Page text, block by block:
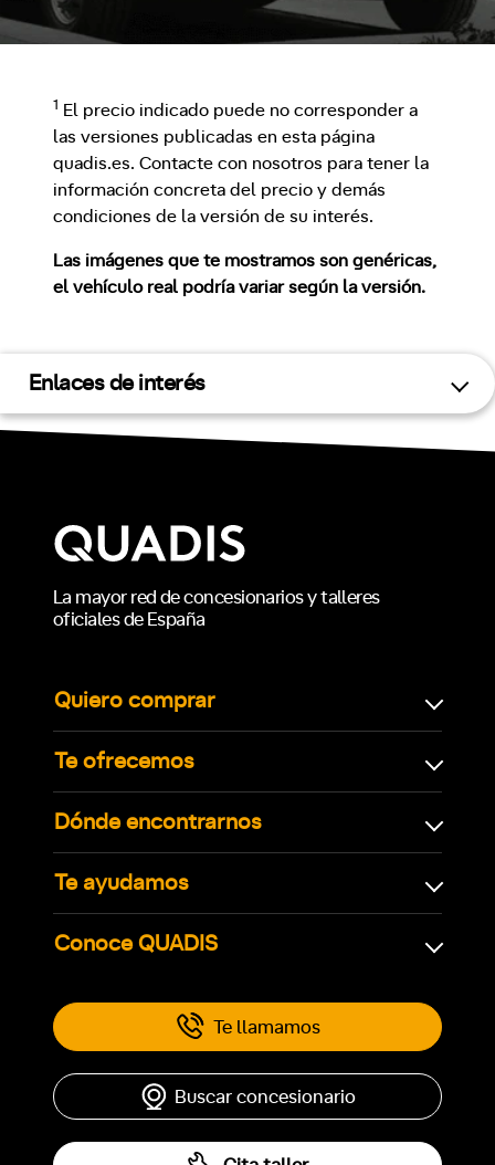
1
El precio indicado puede no corresponder a
las versiones publicadas en esta página
quadis.es. Contacte con nosotros para tener la
información concreta del precio y demás
condiciones de la versión de su interés.
Las imágenes que te mostramos son genéricas,
el vehículo real podría variar según la versión.
Enlaces de interés
La mayor red de concesionarios y talleres
oficiales de España
Quiero comprar
Te ofrecemos
Dónde encontrarnos
Te ayudamos
Conoce QUADIS
Te llamamos
Buscar concesionario